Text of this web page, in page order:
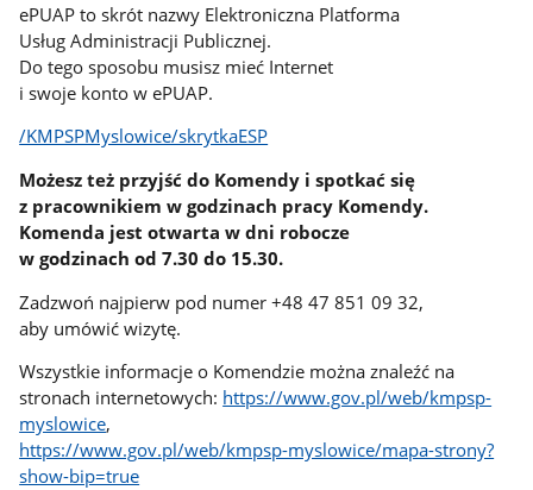
ePUAP to skrót nazwy Elektroniczna Platforma
Usług Administracji Publicznej.
Do tego sposobu musisz mieć Internet
i swoje konto w ePUAP.
/KMPSPMyslowice/skrytkaESP
Możesz też przyjść do Komendy i spotkać się
z pracownikiem w godzinach pracy Komendy.
Komenda jest otwarta w dni robocze
w godzinach od 7.30 do 15.30.
Zadzwoń najpierw pod numer +48 47 851 09 32,
aby umówić wizytę.
Wszystkie informacje o Komendzie można znaleźć na
stronach internetowych: https://www.gov.pl/web/kmpsp-
myslowice,
https://www.gov.pl/web/kmpsp-myslowice/mapa-strony?
show-bip=true